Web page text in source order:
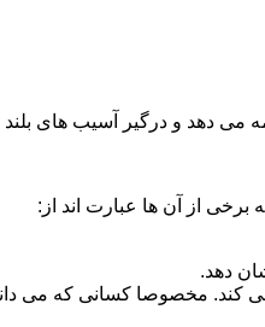
می دهد و درگیر آسیب های
برخی از آن ها عبارت اند از:
دهد.
می کند. مخصوصا کسانی که می